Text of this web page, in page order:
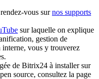
vous surnos supports
sur laquelle on explique
gestion de
vous y trouverez
de Bitrix24 à installer sur
source, consultez la page